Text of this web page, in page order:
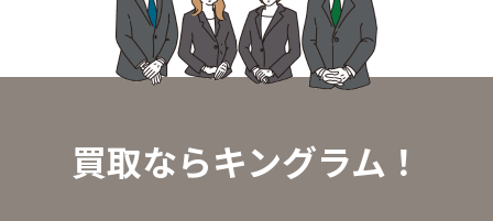
買取ならキングラム！